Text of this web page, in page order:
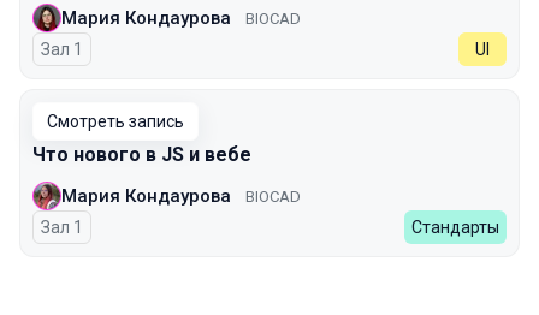
Мария Кондаурова BIOCAD
Зал 1 UI
Смотреть запись
Что нового в JS и вебе
Мария Кондаурова BIOCAD
Зал 1 Стандарты